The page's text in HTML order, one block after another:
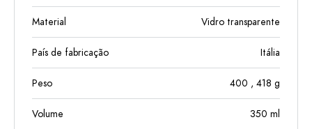
Material Vidro transparente
País de fabricação Itália
Peso 400 , 418 g
Volume 350 ml